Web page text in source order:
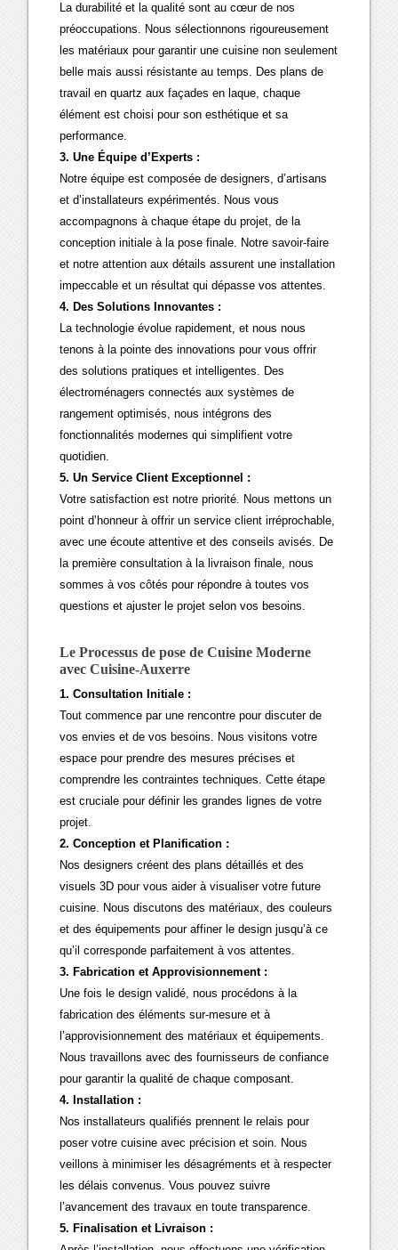
La durabilité et la qualité sont au cœur de nos
préoccupations. Nous sélectionnons rigoureusement
les matériaux pour garantir une cuisine non seulement
belle mais aussi résistante au temps. Des plans de
travail en quartz aux façades en laque, chaque
élément est choisi pour son esthétique et sa
performance.
3. Une Équipe d’Experts :
Notre équipe est composée de designers, d’artisans
et d’installateurs expérimentés. Nous vous
accompagnons à chaque étape du projet, de la
conception initiale à la pose finale. Notre savoir-faire
et notre attention aux détails assurent une installation
impeccable et un résultat qui dépasse vos attentes.
4. Des Solutions Innovantes :
La technologie évolue rapidement, et nous nous
tenons à la pointe des innovations pour vous offrir
des solutions pratiques et intelligentes. Des
électroménagers connectés aux systèmes de
rangement optimisés, nous intégrons des
fonctionnalités modernes qui simplifient votre
quotidien.
5. Un Service Client Exceptionnel :
Votre satisfaction est notre priorité. Nous mettons un
point d’honneur à offrir un service client irréprochable,
avec une écoute attentive et des conseils avisés. De
la première consultation à la livraison finale, nous
sommes à vos côtés pour répondre à toutes vos
questions et ajuster le projet selon vos besoins.
Le Processus de pose de Cuisine Moderne
avec Cuisine-Auxerre
1. Consultation Initiale :
Tout commence par une rencontre pour discuter de
vos envies et de vos besoins. Nous visitons votre
espace pour prendre des mesures précises et
comprendre les contraintes techniques. Cette étape
est cruciale pour définir les grandes lignes de votre
projet.
2. Conception et Planification :
Nos designers créent des plans détaillés et des
visuels 3D pour vous aider à visualiser votre future
cuisine. Nous discutons des matériaux, des couleurs
et des équipements pour affiner le design jusqu’à ce
qu’il corresponde parfaitement à vos attentes.
3. Fabrication et Approvisionnement :
Une fois le design validé, nous procédons à la
fabrication des éléments sur-mesure et à
l’approvisionnement des matériaux et équipements.
Nous travaillons avec des fournisseurs de confiance
pour garantir la qualité de chaque composant.
4. Installation :
Nos installateurs qualifiés prennent le relais pour
poser votre cuisine avec précision et soin. Nous
veillons à minimiser les désagréments et à respecter
les délais convenus. Vous pouvez suivre
l’avancement des travaux en toute transparence.
5. Finalisation et Livraison :